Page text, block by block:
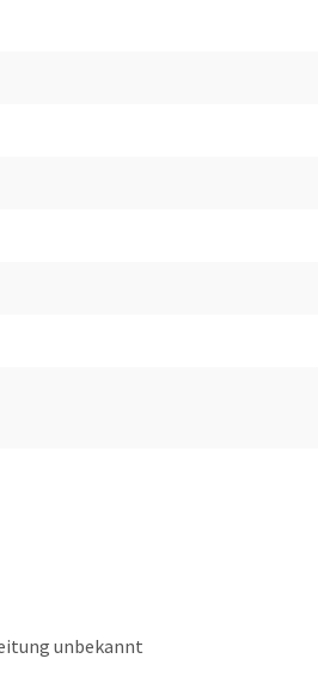
unbekannt